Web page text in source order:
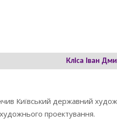
Кліса Іван
Київський державний
проектування.